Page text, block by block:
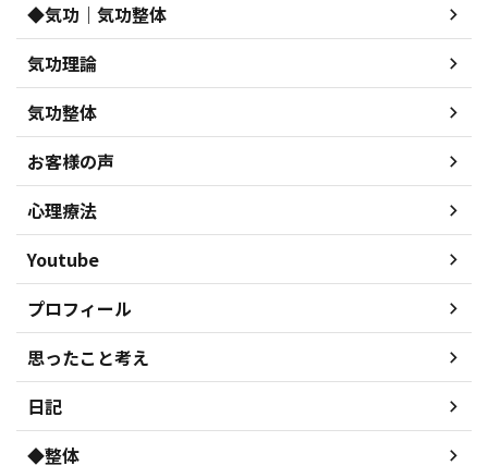
◆気功｜気功整体
気功理論
気功整体
お客様の声
心理療法
Youtube
プロフィール
思ったこと考え
日記
◆整体